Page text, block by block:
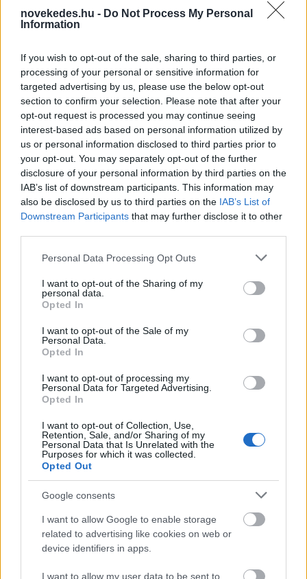
novekedes.hu - Do Not Process My Personal
Information
If you wish to opt-out of the sale, sharing to third parties, or
processing of your personal or sensitive information for
targeted advertising by us, please use the below opt-out
section to confirm your selection. Please note that after your
opt-out request is processed you may continue seeing
interest-based ads based on personal information utilized by
us or personal information disclosed to third parties prior to
your opt-out. You may separately opt-out of the further
disclosure of your personal information by third parties on the
IAB’s list of downstream participants. This information may
also be disclosed by us to third parties on the IAB’s List of
Downstream Participants that may further disclose it to other
Please note that this website/app uses one or more Google
not limited to your visit or usage behaviour. You may click to
grant or deny consent to Google and its third-party tags to
use your data for below specified purposes in below Google
consent section.
Personal Data Processing Opt Outs
I want to opt-out of the Sharing of my
personal data.
Opted In
I want to opt-out of the Sale of my
Personal Data.
Opted In
I want to opt-out of processing my
Personal Data for Targeted Advertising.
Opted In
I want to opt-out of Collection, Use,
Retention, Sale, and/or Sharing of my
Personal Data that Is Unrelated with the
Purposes for which it was collected.
Opted Out
Google consents
I want to allow Google to enable storage
related to advertising like cookies on web or
device identifiers in apps.
I want to allow my user data to be sent to
Vagyonvisszaszerzés: amikor a pénz
gyorsabban fut, mint a jog
Kéthónapos a Tisza-kormány: íme a mérleg!
ELEMZÉSEK 2026. júl. 21.
Uniós források: íme a teendők, amelyek a
pénzek érkezéséhez még szükségesek
ELEMZÉSEK 2026. júl. 20.